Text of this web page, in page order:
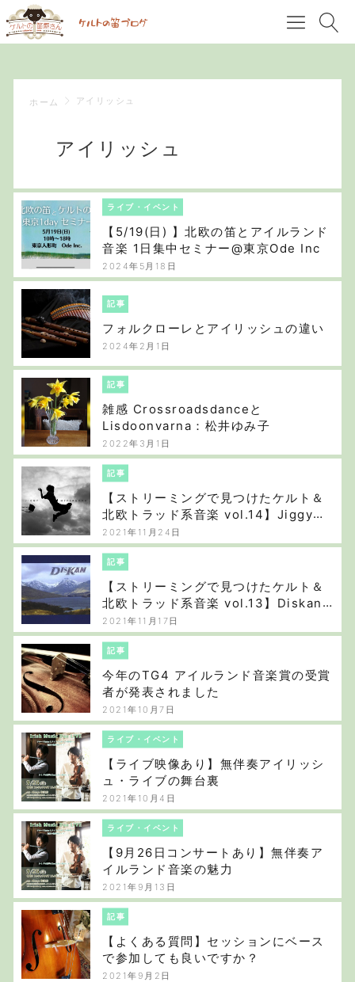
ホーム アイリッシュ
アイリッシュ
ライブ・イベント
【5/19(日) 】北欧の笛とアイルランド
音楽 1日集中セミナー@東京Ode Inc
2024年5月18日
記事
フォルクローレとアイリッシュの違い
2024年2月1日
記事
雑感 Crossroadsdanceと
Lisdoonvarna：松井ゆみ子
2022年3月1日
記事
【ストリーミングで見つけたケルト＆
北欧トラッド系音楽 vol.14】Jiggy
“Hypernova”
2021年11月24日
記事
【ストリーミングで見つけたケルト＆
北欧トラッド系音楽 vol.13】Diskan
“Diskan”
2021年11月17日
記事
今年のTG4 アイルランド音楽賞の受賞
者が発表されました
2021年10月7日
ライブ・イベント
【ライブ映像あり】無伴奏アイリッシ
ュ・ライブの舞台裏
2021年10月4日
ライブ・イベント
【9月26日コンサートあり】無伴奏ア
イルランド音楽の魅力
2021年9月13日
記事
【よくある質問】セッションにベース
で参加しても良いですか？
2021年9月2日